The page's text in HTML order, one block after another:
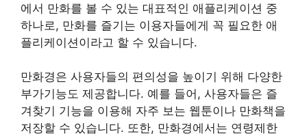
에서 만화를 볼 수 있는 대표적인 애플리케이션 중
하나로, 만화를 즐기는 이용자들에게 꼭 필요한 애
플리케이션이라고 할 수 있습니다.
만화경은 사용자들의 편의성을 높이기 위해 다양한
부가기능도 제공합니다. 예를 들어, 사용자들은 즐
겨찾기 기능을 이용해 자주 보는 웹툰이나 만화책을
저장할 수 있습니다. 또한, 만화경에서는 연령제한